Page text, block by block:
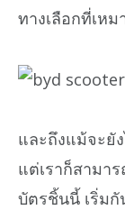
ทางเลือกที่เห
และถึงแม้จะยั
แต่เราก็สามา
บัตรชิ้นนี้ เริ่ม